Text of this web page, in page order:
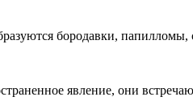
бородавки,
явление, они